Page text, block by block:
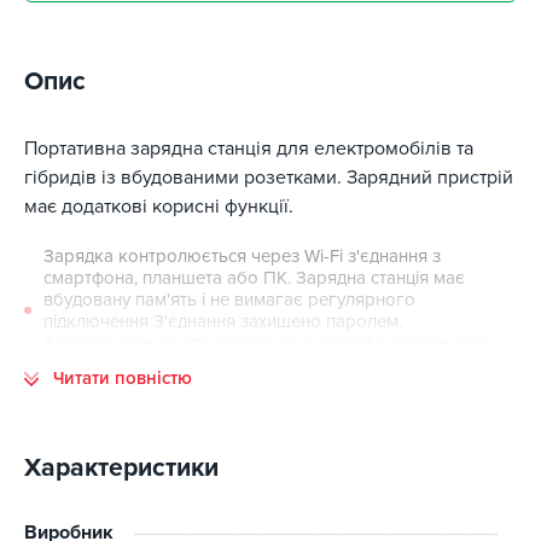
Опис
Портативна зарядна станція для електромобілів та
гібридів із вбудованими розетками. Зарядний пристрій
має додаткові корисні функції.
Зарядка контролюється через Wi-Fi з'єднання з
смартфона, планшета або ПК. Зарядна станція має
вбудовану пам'ять і не вимагає регулярного
підключення З'єднання захищено паролем.
знижується до мінімальних значень
загальної переданої потужності. Крім того, можна
Читати повністю
Характеристики
Виробник